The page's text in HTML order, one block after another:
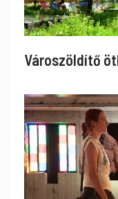
Városzöldítő